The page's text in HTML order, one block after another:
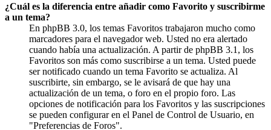
¿Cuál es la diferencia entre añadir como Favorito y suscribirme
a un tema?
En phpBB 3.0, los temas Favoritos trabajaron mucho como
marcadores para el navegador web. Usted no era alertado
cuando había una actualización. A partir de phpBB 3.1, los
Favoritos son más como suscribirse a un tema. Usted puede
ser notificado cuando un tema Favorito se actualiza. Al
suscribirte, sin embargo, se le avisará de que hay una
actualización de un tema, o foro en el propio foro. Las
opciones de notificación para los Favoritos y las suscripciones
se pueden configurar en el Panel de Control de Usuario, en
"Preferencias de Foros".